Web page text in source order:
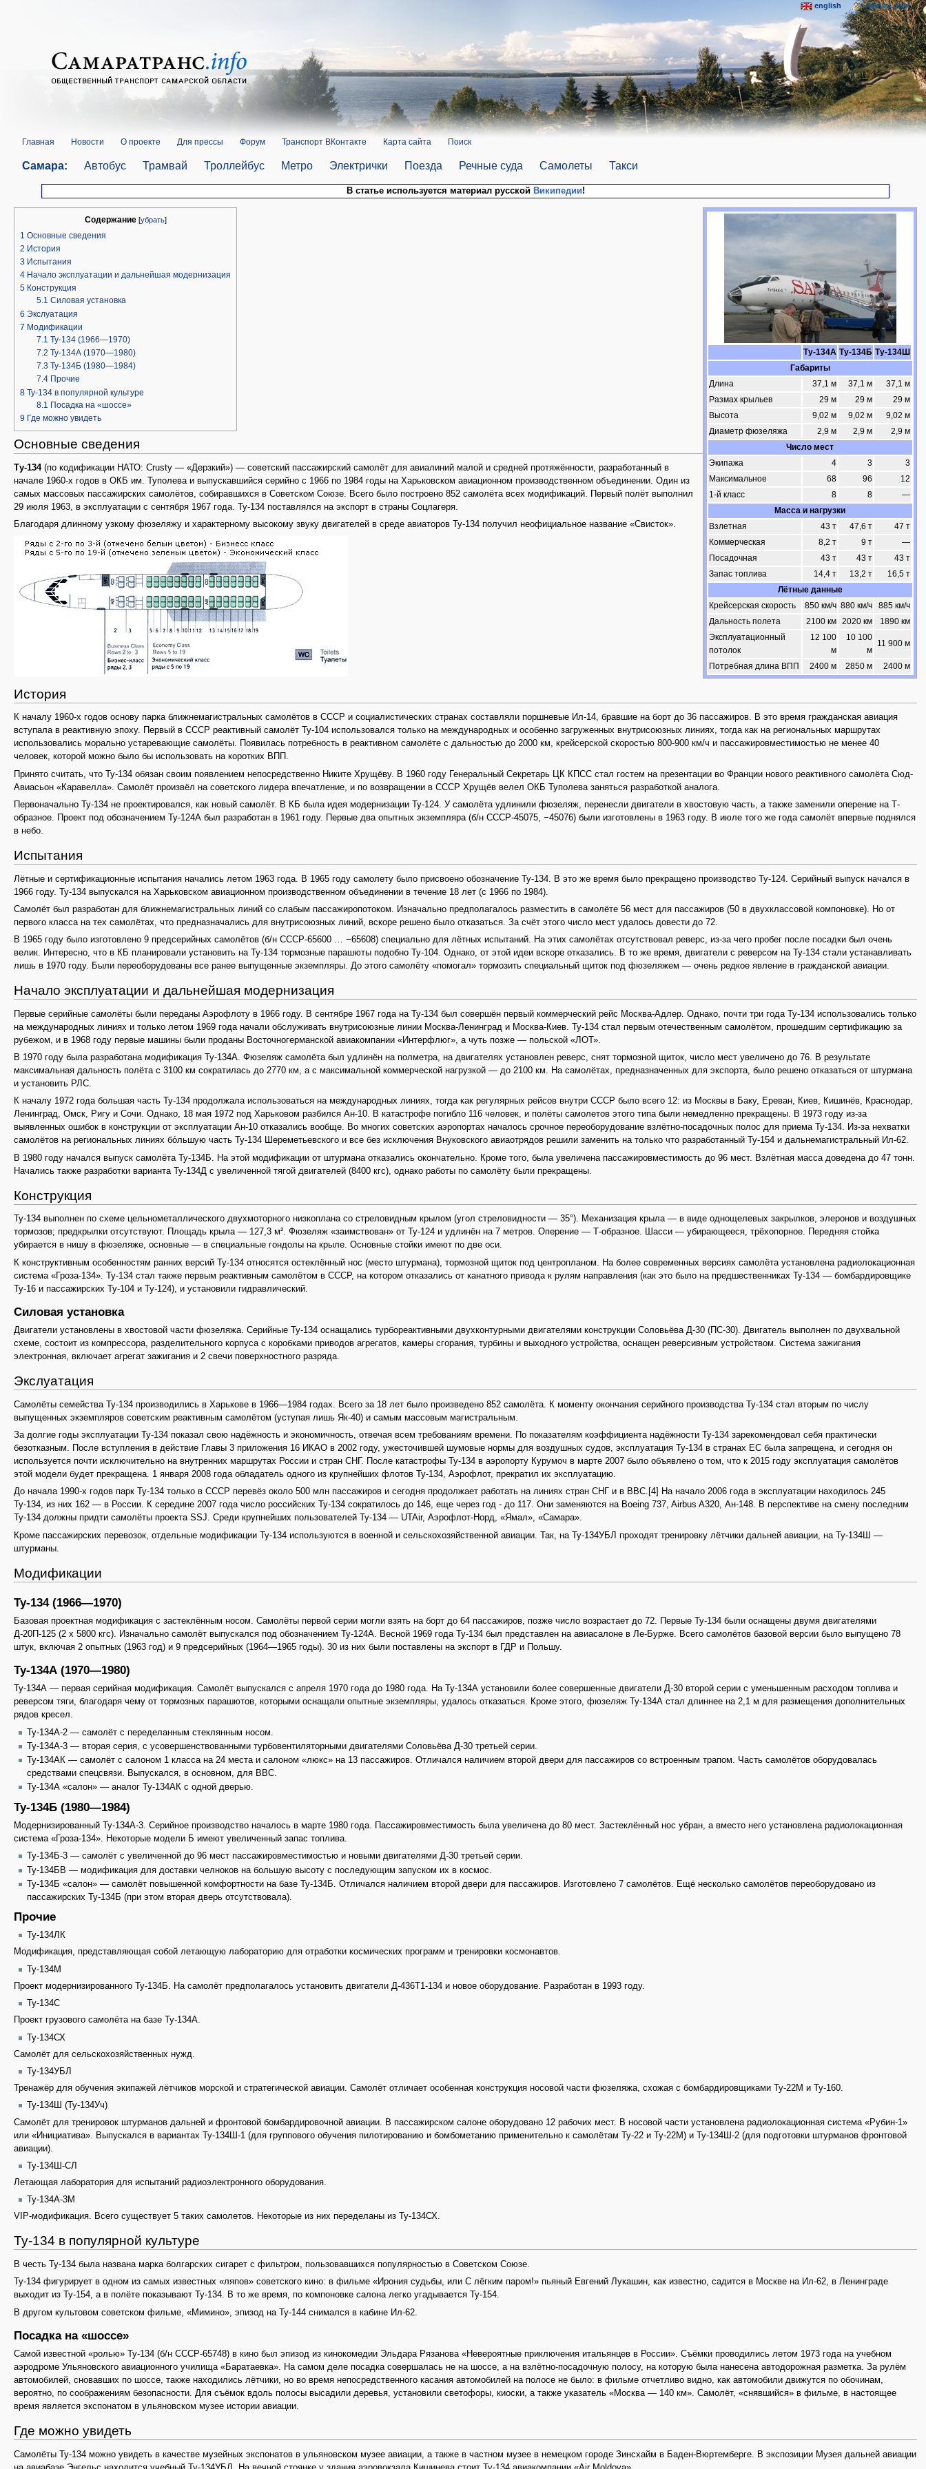
Главная Новости О проекте Для прессы Форум Транспорт ВКонтакте Карта сайта Поиск
Самара: Автобус Трамвай Троллейбус Метро Электрички Поезда Речные суда Самолеты Такси
В статье используется материал русской Википедии!
Ту-134А Ту-134Б Ту-134Ш
Габариты
Длина
37,1 м 37,1 м
37,1 м
Размах крыльев
29 м 29 м
29 м
Высота
9,02 м 9,02 м
9,02 м
Диаметр фюзеляжа
2,9 м 2,9 м
2,9 м
Число мест
Экипажа
4 3
3
Максимальное
68 96
12
1-й класс
8 8
—
Масса и нагрузки
Взлетная
43 т 47,6 т
47 т
Коммерческая
8,2 т 9 т
—
Посадочная
43 т 43 т
43 т
Запас топлива
14,4 т 13,2 т
16,5 т
Лётные данные
Крейсерская скорость
850 км/ч 880 км/ч
885 км/ч
Дальность полета
2100 км 2020 км
1890 км
Эксплуатационный
потолок
12 100
м
10 100
м
11 900 м
Потребная длина ВПП 2400 м 2850 м 2400 м
Содержание [убрать]
1 Основные сведения
2 История
3 Испытания
4 Начало эксплуатации и дальнейшая модернизация
5 Конструкция
5.1 Силовая установка
6 Экслуатация
7 Модификации
7.1 Ту-134 (1966—1970)
7.2 Ту-134А (1970—1980)
7.3 Ту-134Б (1980—1984)
7.4 Прочие
8 Ту-134 в популярной культуре
8.1 Посадка на «шоссе»
9 Где можно увидеть
Основные сведения
Ту-134(по кодификации НАТО: Crusty — «Дерзкий») — советский пассажирский самолёт для авиалиний малой и средней протяжённости, разработанный в
начале 1960-х годов в ОКБ им. Туполева и выпускавшийся серийно с 1966 по 1984 годы на Харьковском авиационном производственном объединении. Один из
самых массовых пассажирских самолётов, собиравшихся в Советском Союзе. Всего было построено 852 самолёта всех модификаций. Первый полёт выполнил
29 июля 1963, в эксплуатации с сентября 1967 года. Ту-134 поставлялся на экспорт в страны Соцлагеря.
Благодаря длинному узкому фюзеляжу и характерному высокому звуку двигателей в среде авиаторов Ту-134 получил неофициальное название «Свисток».
История
К началу 1960-х годов основу парка ближнемагистральных самолётов в СССР и социалистических странах составляли поршневые Ил-14, бравшие на борт до 36 пассажиров. В это время гражданская авиация
вступала в реактивную эпоху. Первый в СССР реактивный самолёт Ту-104 использовался только на международных и особенно загруженных внутрисоюзных линиях, тогда как на региональных маршрутах
использовались морально устаревающие самолёты. Появилась потребность в реактивном самолёте с дальностью до 2000 км, крейсерской скоростью 800-900 км/ч и пассажировместимостью не менее 40
человек, которой можно было бы использовать на коротких ВПП.
Принято считать, что Ту-134 обязан своим появлением непосредственно Никите Хрущёву. В 1960 году Генеральный Секретарь ЦК КПСС стал гостем на презентации во Франции нового реактивного самолёта Сюд-
Авиасьон «Каравелла». Самолёт произвёл на советского лидера впечатление, и по возвращении в СССР Хрущёв велел ОКБ Туполева заняться разработкой аналога.
Первоначально Ту-134 не проектировался, как новый самолёт. В КБ была идея модернизации Ту-124. У самолёта удлинили фюзеляж, перенесли двигатели в хвостовую часть, а также заменили оперение на Т-
образное. Проект под обозначением Ту-124А был разработан в 1961 году. Первые два опытных экземпляра (б/н СССР-45075, −45076) были изготовлены в 1963 году. В июле того же года самолёт впервые поднялся
в небо.
Испытания
Лётные и сертификационные испытания начались летом 1963 года. В 1965 году самолету было присвоено обозначение Ту-134. В это же время было прекращено производство Ту-124. Серийный выпуск начался в
1966 году. Ту-134 выпускался на Харьковском авиационном производственном объединении в течение 18 лет (с 1966 по 1984).
Самолёт был разработан для ближнемагистральных линий со слабым пассажиропотоком. Изначально предполагалось разместить в самолёте 56 мест для пассажиров (50 в двухклассовой компоновке). Но от
первого класса на тех самолётах, что предназначались для внутрисоюзных линий, вскоре решено было отказаться. За счёт этого число мест удалось довести до 72.
В 1965 году было изготовлено 9 предсерийных самолётов (б/н СССР-65600 … −65608) специально для лётных испытаний. На этих самолётах отсутствовал реверс, из-за чего пробег после посадки был очень
велик. Интересно, что в КБ планировали установить на Ту-134 тормозные парашюты подобно Ту-104. Однако, от этой идеи вскоре отказались. В то же время, двигатели с реверсом на Ту-134 стали устанавливать
лишь в 1970 году. Были переоборудованы все ранее выпущенные экземпляры. До этого самолёту «помогал» тормозить специальный щиток под фюзеляжем — очень редкое явление в гражданской авиации.
Начало эксплуатации и дальнейшая модернизация
Первые серийные самолёты были переданы Аэрофлоту в 1966 году. В сентябре 1967 года на Ту-134 был совершён первый коммерческий рейс Москва-Адлер. Однако, почти три года Ту-134 использовались только
на международных линиях и только летом 1969 года начали обслуживать внутрисоюзные линии Москва-Ленинград и Москва-Киев. Ту-134 стал первым отечественным самолётом, прошедшим сертификацию за
рубежом, и в 1968 году первые машины были проданы Восточногерманской авиакомпании «Интерфлюг», а чуть позже — польской «ЛОТ».
В 1970 году была разработана модификация Ту-134А. Фюзеляж самолёта был удлинён на полметра, на двигателях установлен реверс, снят тормозной щиток, число мест увеличено до 76. В результате
максимальная дальность полёта с 3100 км сократилась до 2770 км, а с максимальной коммерческой нагрузкой — до 2100 км. На самолётах, предназначенных для экспорта, было решено отказаться от штурмана
и установить РЛС.
К началу 1972 года большая часть Ту-134 продолжала использоваться на международных линиях, тогда как регулярных рейсов внутри СССР было всего 12: из Москвы в Баку, Ереван, Киев, Кишинёв, Краснодар,
Ленинград, Омск, Ригу и Сочи. Однако, 18 мая 1972 под Харьковом разбился Ан-10. В катастрофе погибло 116 человек, и полёты самолетов этого типа были немедленно прекращены. В 1973 году из-за
выявленных ошибок в конструкции от эксплуатации Ан-10 отказались вообще. Во многих советских аэропортах началось срочное переоборудование взлётно-посадочных полос для приема Ту-134. Из-за нехватки
самолётов на региональных линиях бо́льшую часть Ту-134 Шереметьевского и все без исключения Внуковского авиаотрядов решили заменить на только что разработанный Ту-154 и дальнемагистральный Ил-62.
В 1980 году начался выпуск самолёта Ту-134Б. На этой модификации от штурмана отказались окончательно. Кроме того, была увеличена пассажировместимость до 96 мест. Взлётная масса доведена до 47 тонн.
Начались также разработки варианта Ту-134Д с увеличенной тягой двигателей (8400 кгс), однако работы по самолёту были прекращены.
Конструкция
Ту-134 выполнен по схеме цельнометаллического двухмоторного низкоплана со стреловидным крылом (угол стреловидности — 35°). Механизация крыла — в виде однощелевых закрылков, элеронов и воздушных
тормозов; предкрылки отсутствуют. Площадь крыла — 127,3 м². Фюзеляж «заимствован» от Ту-124 и удлинён на 7 метров. Оперение — Т-образное. Шасси — убирающееся, трёхопорное. Передняя стойка
убирается в нишу в фюзеляже, основные — в специальные гондолы на крыле. Основные стойки имеют по две оси.
К конструктивным особенностям ранних версий Ту-134 относятся остеклённый нос (место штурмана), тормозной щиток под центропланом. На более современных версиях самолёта установлена радиолокационная
система «Гроза-134». Ту-134 стал также первым реактивным самолётом в СССР, на котором отказались от канатного привода к рулям направления (как это было на предшественниках Ту-134 — бомбардировщике
Ту-16 и пассажирских Ту-104 и Ту-124), и установили гидравлический.
Силовая установка
Двигатели установлены в хвостовой части фюзеляжа. Серийные Ту-134 оснащались турбореактивными двухконтурными двигателями конструкции Соловьёва Д-30 (ПС-30). Двигатель выполнен по двухвальной
схеме, состоит из компрессора, разделительного корпуса с коробками приводов агрегатов, камеры сгорания, турбины и выходного устройства, оснащен реверсивным устройством. Система зажигания
электронная, включает агрегат зажигания и 2 свечи поверхностного разряда.
Экслуатация
Самолёты семейства Ту-134 производились в Харькове в 1966—1984 годах. Всего за 18 лет было произведено 852 самолёта. К моменту окончания серийного производства Ту-134 стал вторым по числу
выпущенных экземпляров советским реактивным самолётом (уступая лишь Як-40) и самым массовым магистральным.
За долгие годы эксплуатации Ту-134 показал свою надёжность и экономичность, отвечая всем требованиям времени. По показателям коэффициента надёжности Ту-134 зарекомендовал себя практически
безотказным. После вступления в действие Главы 3 приложения 16 ИКАО в 2002 году, ужесточившей шумовые нормы для воздушных судов, эксплуатация Ту-134 в странах ЕС была запрещена, и сегодня он
используется почти исключительно на внутренних маршрутах России и стран СНГ. После катастрофы Ту-134 в аэропорту Курумоч в марте 2007 было объявлено о том, что к 2015 году эксплуатация самолётов
этой модели будет прекращена. 1 января 2008 года обладатель одного из крупнейших флотов Ту-134, Аэрофлот, прекратил их эксплуатацию.
До начала 1990-х годов парк Ту-134 только в СССР перевёз около 500 млн пассажиров и сегодня продолжает работать на линиях стран СНГ и в ВВС.[4] На начало 2006 года в эксплуатации находилось 245
Ту-134, из них 162 — в России. К середине 2007 года число российских Ту-134 сократилось до 146, еще через год - до 117. Они заменяются на Boeing 737, Airbus A320, Ан-148. В перспективе на смену последним
Ту-134 должны придти самолёты проекта SSJ. Среди крупнейших пользователей Ту-134 — UTAir, Аэрофлот-Норд, «Ямал», «Самара».
Кроме пассажирских перевозок, отдельные модификации Ту-134 используются в военной и сельскохозяйственной авиации. Так, на Ту-134УБЛ проходят тренировку лётчики дальней авиации, на Ту-134Ш —
штурманы.
Модификации
Ту-134 (1966—1970)
Базовая проектная модификация с застеклённым носом. Самолёты первой серии могли взять на борт до 64 пассажиров, позже число возрастает до 72. Первые Ту-134 были оснащены двумя двигателями
Д-20П-125 (2 х 5800 кгс). Изначально самолёт выпускался под обозначением Ту-124А. Весной 1969 года Ту-134 был представлен на авиасалоне в Ле-Бурже. Всего самолётов базовой версии было выпущено 78
штук, включая 2 опытных (1963 год) и 9 предсерийных (1964—1965 годы). 30 из них были поставлены на экспорт в ГДР и Польшу.
Ту-134А (1970—1980)
Ту-134А — первая серийная модификация. Самолёт выпускался с апреля 1970 года до 1980 года. На Ту-134А установили более совершенные двигатели Д-30 второй серии с уменьшенным расходом топлива и
реверсом тяги, благодаря чему от тормозных парашютов, которыми оснащали опытные экземпляры, удалось отказаться. Кроме этого, фюзеляж Ту-134А стал длиннее на 2,1 м для размещения дополнительных
рядов кресел.
Ту-134А-2 — самолёт с переделанным стеклянным носом.
Ту-134А-3 — вторая серия, с усовершенствованными турбовентиляторными двигателями Соловьёва Д-30 третьей серии.
Ту-134АК — самолёт с салоном 1 класса на 24 места и салоном «люкс» на 13 пассажиров. Отличался наличием второй двери для пассажиров со встроенным трапом. Часть самолётов оборудовалась
средствами спецсвязи. Выпускался, в основном, для ВВС.
Ту-134А «салон» — аналог Ту-134АК с одной дверью.
Ту-134Б (1980—1984)
Модернизированный Ту-134А-3. Серийное производство началось в марте 1980 года. Пассажировместимость была увеличена до 80 мест. Застеклённый нос убран, а вместо него установлена радиолокационная
система «Гроза-134». Некоторые модели Б имеют увеличенный запас топлива.
Ту-134Б-3 — самолёт с увеличенной до 96 мест пассажировместимостью и новыми двигателями Д-30 третьей серии.
Ту-134БВ — модификация для доставки челноков на большую высоту с последующим запуском их в космос.
Ту-134Б «салон» — самолёт повышенной комфортности на базе Ту-134Б. Отличался наличием второй двери для пассажиров. Изготовлено 7 самолётов. Ещё несколько самолётов переоборудовано из
пассажирских Ту-134Б (при этом вторая дверь отсутствовала).
Прочие
Ту-134ЛК
Модификация, представляющая собой летающую лабораторию для отработки космических программ и тренировки космонавтов.
Ту-134М
Проект модернизированного Ту-134Б. На самолёт предполагалось установить двигатели Д-436Т1-134 и новое оборудование. Разработан в 1993 году.
Ту-134С
Проект грузового самолёта на базе Ту-134А.
Ту-134СХ
Самолёт для сельскохозяйственных нужд.
Ту-134УБЛ
Тренажёр для обучения экипажей лётчиков морской и стратегической авиации. Самолёт отличает особенная конструкция носовой части фюзеляжа, схожая с бомбардировщиками Ту-22М и Ту-160.
Ту-134Ш (Ту-134Уч)
Самолёт для тренировок штурманов дальней и фронтовой бомбардировочной авиации. В пассажирском салоне оборудовано 12 рабочих мест. В носовой части установлена радиолокационная система «Рубин-1»
или «Инициатива». Выпускался в вариантах Ту-134Ш-1 (для группового обучения пилотированию и бомбометанию применительно к самолётам Ту-22 и Ту-22М) и Ту-134Ш-2 (для подготовки штурманов фронтовой
авиации).
Ту-134Ш-СЛ
Летающая лаборатория для испытаний радиоэлектронного оборудования.
Ту-134А-3М
VIP-модификация. Всего существует 5 таких самолетов. Некоторые из них переделаны из Ту-134СХ.
Ту-134 в популярной культуре
В честь Ту-134 была названа марка болгарских сигарет с фильтром, пользовавшихся популярностью в Советском Союзе.
Ту-134 фигурирует в одном из самых известных «ляпов» советского кино: в фильме «Ирония судьбы, или С лёгким паром!» пьяный Евгений Лукашин, как известно, садится в Москве на Ил-62, в Ленинграде
выходит из Ту-154, а в полёте показывают Ту-134. В то же время, по компоновке салона легко угадывается Ту-154.
В другом культовом советском фильме, «Мимино», эпизод на Ту-144 снимался в кабине Ил-62.
Посадка на «шоссе»
Самой известной «ролью» Ту-134 (б/н СССР-65748) в кино был эпизод из кинокомедии Эльдара Рязанова «Невероятные приключения итальянцев в России». Съёмки проводились летом 1973 года на учебном
аэродроме Ульяновского авиационного училища «Баратаевка». На самом деле посадка совершалась не на шоссе, а на взлётно-посадочную полосу, на которую была нанесена автодорожная разметка. За рулём
автомобилей, сновавших по шоссе, также находились лётчики, но во время непосредственного касания автомобилей на полосе не было: в фильме отчетливо видно, как автомобили движутся по обочинам,
вероятно, по соображениям безопасности. Для съёмок вдоль полосы высадили деревья, установили светофоры, киоски, а также указатель «Москва — 140 км». Самолёт, «снявшийся» в фильме, в настоящее
время является экспонатом в ульяновском музее истории авиации.
Где можно увидеть
Самолёты Ту-134 можно увидеть в качестве музейных экспонатов в ульяновском музее авиации, а также в частном музее в немецком городе Зинсхайм в Баден-Вюртемберге. В экспозиции Музея дальней авиации
english AdminLogIn